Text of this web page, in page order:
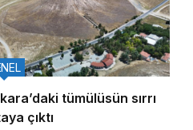
tümülüsün sırrı
çıktı